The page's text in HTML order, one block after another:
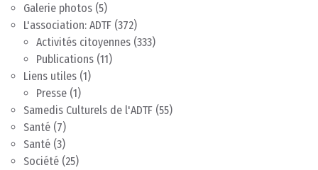
Galerie photos (5)
L'association: ADTF (372)
Activités citoyennes (333)
Publications (11)
Liens utiles (1)
Presse (1)
Samedis Culturels de l'ADTF (55)
Santé (7)
Santé (3)
Société (25)